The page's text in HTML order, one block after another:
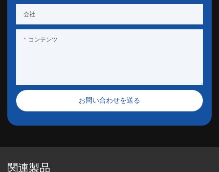
会社
コンテンツ
お問い合わせを送る
関連製品